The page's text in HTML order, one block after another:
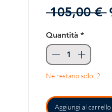
105,00 €
Quantità *
Ne restano solo: 2
Aggiungi al carrello